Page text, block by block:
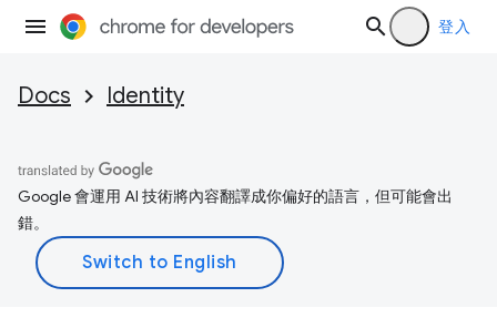
登入
Docs Identity
Google 會運用 AI 技術將內容翻譯成你偏好的語言，但可能會出
錯。